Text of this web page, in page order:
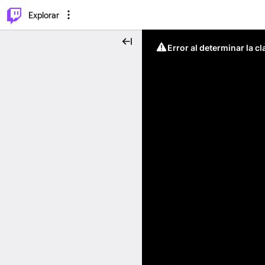
Explorar
Error al determinar la